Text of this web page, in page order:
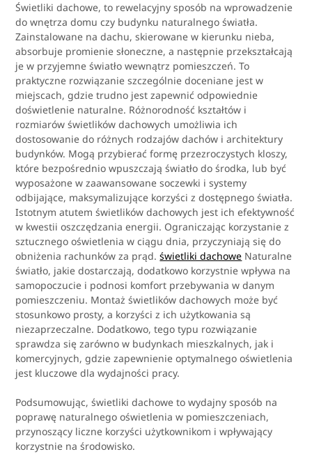
Świetliki dachowe, to rewelacyjny sposób na wprowadzenie
do wnętrza domu czy budynku naturalnego światła.
Zainstalowane na dachu, skierowane w kierunku nieba,
absorbuje promienie słoneczne, a następnie przekształcają
je w przyjemne światło wewnątrz pomieszczeń. To
praktyczne rozwiązanie szczególnie doceniane jest w
miejscach, gdzie trudno jest zapewnić odpowiednie
doświetlenie naturalne. Różnorodność kształtów i
rozmiarów świetlików dachowych umożliwia ich
dostosowanie do różnych rodzajów dachów i architektury
budynków. Mogą przybierać formę przezroczystych kloszy,
które bezpośrednio wpuszczają światło do środka, lub być
wyposażone w zaawansowane soczewki i systemy
odbijające, maksymalizujące korzyści z dostępnego światła.
Istotnym atutem świetlików dachowych jest ich efektywność
w kwestii oszczędzania energii. Ograniczając korzystanie z
sztucznego oświetlenia w ciągu dnia, przyczyniają się do
obniżenia rachunków za prąd.świetliki dachowe Naturalne
światło, jakie dostarczają, dodatkowo korzystnie wpływa na
samopoczucie i podnosi komfort przebywania w danym
pomieszczeniu. Montaż świetlików dachowych może być
stosunkowo prosty, a korzyści z ich użytkowania są
niezaprzeczalne. Dodatkowo, tego typu rozwiązanie
sprawdza się zarówno w budynkach mieszkalnych, jak i
komercyjnych, gdzie zapewnienie optymalnego oświetlenia
jest kluczowe dla wydajności pracy.
Podsumowując, świetliki dachowe to wydajny sposób na
poprawę naturalnego oświetlenia w pomieszczeniach,
przynoszący liczne korzyści użytkownikom i wpływający
korzystnie na środowisko.